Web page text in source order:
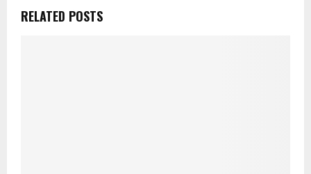
RELATED POSTS